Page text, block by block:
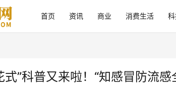
首页 资讯 商业 消费生活
式”科普又来啦！“知感冒防流